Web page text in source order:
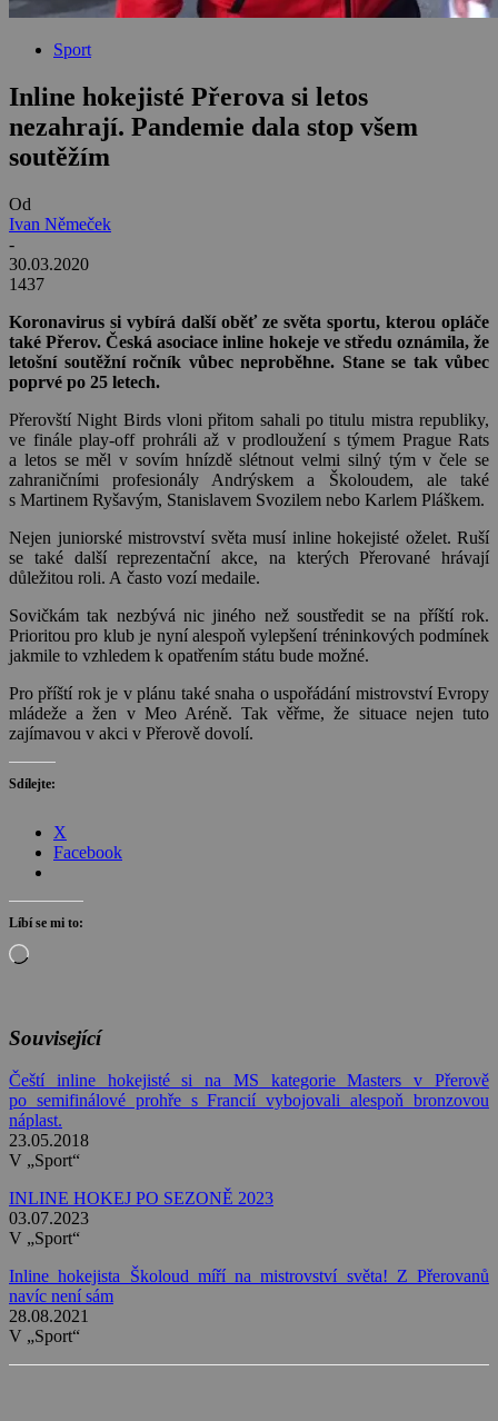
Sport
Inline hokejisté Přerova si letos
nezahrají. Pandemie dala stop všem
soutěžím
Od
Ivan Němeček
-
30.03.2020
1437
Koronavirus si vybírá další oběť ze světa sportu, kterou opláče
také Přerov. Česká asociace inline hokeje ve středu oznámila, že
letošní soutěžní ročník vůbec neproběhne. Stane se tak vůbec
poprvé po 25 letech.
Přerovští Night Birds vloni přitom sahali po titulu mistra republiky,
ve finále play-off prohráli až v prodloužení s týmem Prague Rats
a letos se měl v sovím hnízdě slétnout velmi silný tým v čele se
zahraničními profesionály Andrýskem a Školoudem, ale také
s Martinem Ryšavým, Stanislavem Svozilem nebo Karlem Pláškem.
Nejen juniorské mistrovství světa musí inline hokejisté oželet. Ruší
se také další reprezentační akce, na kterých Přerované hrávají
důležitou roli. A často vozí medaile.
Sovičkám tak nezbývá nic jiného než soustředit se na příští rok.
Prioritou pro klub je nyní alespoň vylepšení tréninkových podmínek
jakmile to vzhledem k opatřením státu bude možné.
Pro příští rok je v plánu také snaha o uspořádání mistrovství Evropy
mládeže a žen v Meo Aréně. Tak věřme, že situace nejen tuto
zajímavou v akci v Přerově dovolí.
Sdílejte:
X
Facebook
Líbí se mi to:
Načítání…
Související
Čeští inline hokejisté si na MS kategorie Masters v Přerově
po semifinálové prohře s Francií vybojovali alespoň bronzovou
náplast.
23.05.2018
V „Sport“
INLINE HOKEJ PO SEZONĚ 2023
03.07.2023
V „Sport“
Inline hokejista Školoud míří na mistrovství světa! Z Přerovanů
navíc není sám
28.08.2021
V „Sport“